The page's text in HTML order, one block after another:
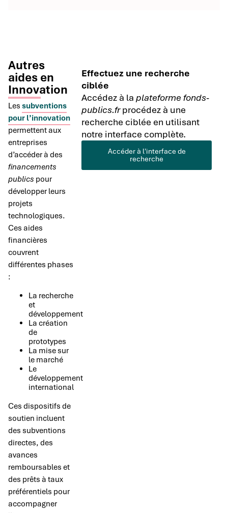
Autres
aides en
Innovation
Les subventions
pour l’innovation
permettent aux
entreprises
d’accéder à des
financements
publics pour
développer leurs
projets
technologiques.
Ces aides
financières
couvrent
différentes phases
:
La recherche
et
développement
La création
de
prototypes
La mise sur
le marché
Le
développement
international
Ces dispositifs de
soutien incluent
des subventions
directes, des
avances
remboursables et
des prêts à taux
préférentiels pour
accompagner
Effectuez une recherche
ciblée
Accédez à laplateforme fonds-
publics.frprocédez à une
recherche ciblée en utilisant
notre interface complète.
Accéder à l'interface de
recherche